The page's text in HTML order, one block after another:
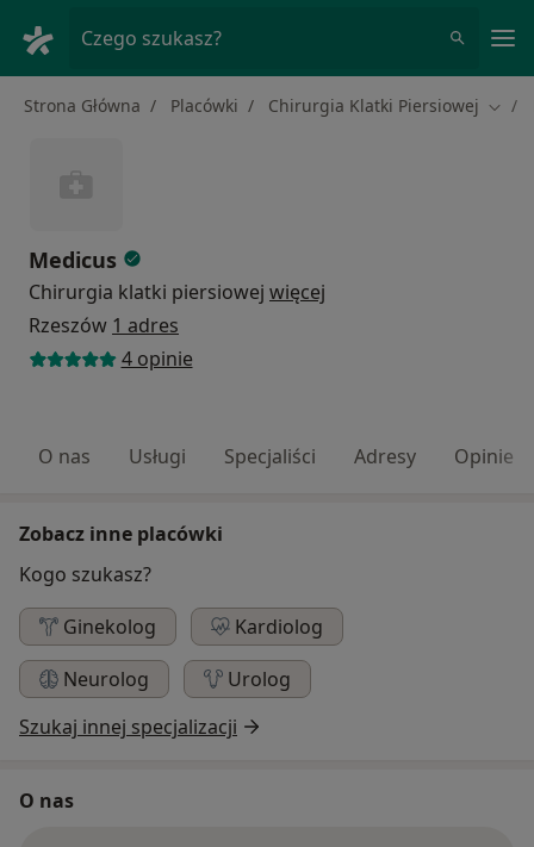
Czego szukasz?
Strona Główna Placówki Chirurgia Klatki Piersiowej
Medicus
Chirurgia klatki piersiowej więcej
Rzeszów 1 adres
4 opinie
O nas Usługi Specjaliści Adresy Opinie
Zobacz inne placówki
Kogo szukasz?
Ginekolog
Kardiolog
Neurolog
Urolog
Szukaj innej specjalizacji
O nas